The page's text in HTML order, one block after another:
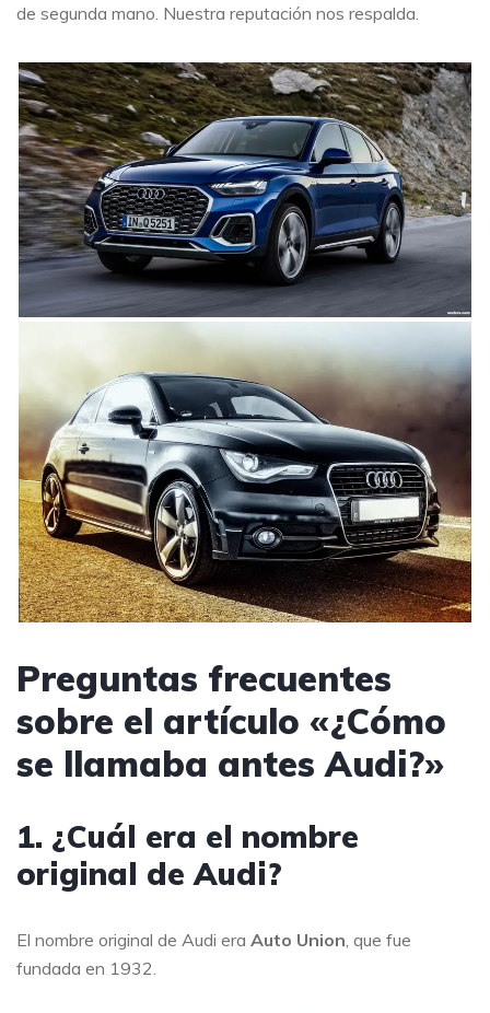
de segunda mano. Nuestra reputación nos respalda.
Preguntas frecuentes
sobre el artículo «¿Cómo
se llamaba antes Audi?»
1. ¿Cuál era el nombre
original de Audi?
El nombre original de Audi era Auto Union, que fue
fundada en 1932.